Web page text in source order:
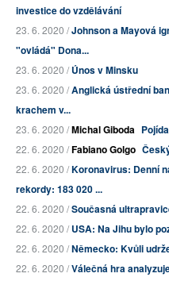
investice do vzdělávání
23. 6. 2020 /Johnson a Mayová
"ovládá" Dona...
23. 6. 2020 /Únos v Minsku
23. 6. 2020 /Anglická ústřední
krachem v...
23. 6. 2020 /Michal Giboda
22. 6. 2020 /Fabiano Golgo
22. 6. 2020 /Koronavirus: Denní
rekordy: 183 020 ...
22. 6. 2020 /Současná
22. 6. 2020 /USA: Na Jihu bylo
22. 6. 2020 /Německo: Kvůli
22. 6. 2020 /Válečná hra